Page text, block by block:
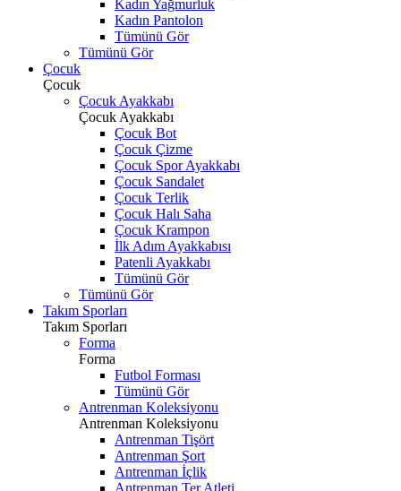
Kadın Yağmurluk
Kadın Pantolon
Tümünü Gör
Tümünü Gör
Çocuk
Çocuk
Çocuk Ayakkabı
Çocuk Ayakkabı
Çocuk Bot
Çocuk Çizme
Çocuk Spor Ayakkabı
Çocuk Sandalet
Çocuk Terlik
Çocuk Halı Saha
Çocuk Krampon
İlk Adım Ayakkabısı
Patenli Ayakkabı
Tümünü Gör
Tümünü Gör
Takım Sporları
Takım Sporları
Forma
Forma
Futbol Forması
Tümünü Gör
Antrenman Koleksiyonu
Antrenman Koleksiyonu
Antrenman Tişört
Antrenman Şort
Antrenman İçlik
Antrenman Ter Atleti